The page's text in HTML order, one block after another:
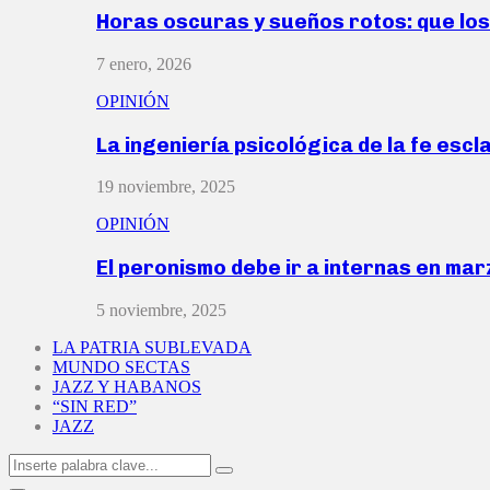
Horas oscuras y sueños rotos: que
7 enero, 2026
OPINIÓN
La ingeniería psicológica de la fe
19 noviembre, 2025
OPINIÓN
El peronismo debe ir a internas en
5 noviembre, 2025
LA PATRIA SUBLEVADA
MUNDO SECTAS
JAZZ Y HABANOS
“SIN RED”
JAZZ
Search
for:
Search